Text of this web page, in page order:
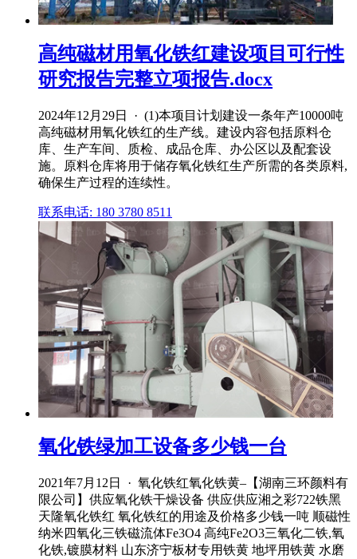
高纯磁材用氧化铁红建设项目可行性
研究报告完整立项报告.docx
2024年12月29日 · (1)本项目计划建设一条年产10000吨
高纯磁材用氧化铁红的生产线。建设内容包括原料仓
库、生产车间、质检、成品仓库、办公区以及配套设
施。原料仓库将用于储存氧化铁红生产所需的各类原料,
确保生产过程的连续性。
联系电话: 180 3780 8511
氧化铁绿加工设备多少钱一台
2021年7月12日 · 氧化铁红氧化铁黄–【湖南三环颜料有
限公司】供应氧化铁干燥设备 供应供应湘之彩722铁黑
天隆氧化铁红 氧化铁红的用途及价格多少钱一吨 顺磁性
纳米四氧化三铁磁流体Fe3O4 高纯Fe2O3三氧化二铁,氧
化铁,镀膜材料 山东济宁板材专用铁黄 地坪用铁黄 水磨